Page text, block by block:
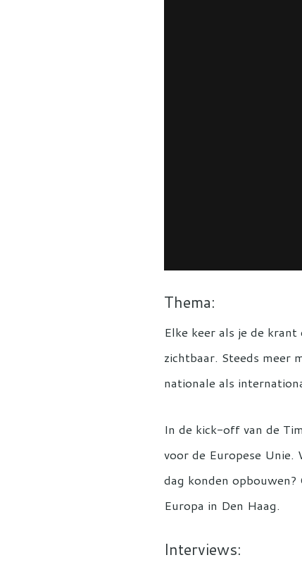
Thema:
Elke keer als je de
zichtbaar. Steeds meer
nationale als
In de kick-off van de
voor de Europese Unie.
dag konden
Europa in Den Haag.
Interviews: